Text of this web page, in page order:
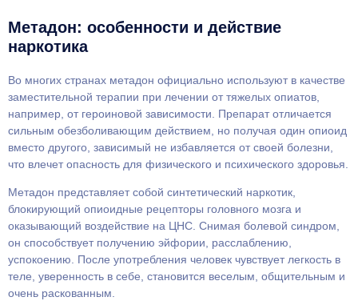
Метадон: особенности и действие
наркотика
Во многих странах метадон официально используют в качестве
заместительной терапии при лечении от тяжелых опиатов,
например, от героиновой зависимости. Препарат отличается
сильным обезболивающим действием, но получая один опиоид
вместо другого, зависимый не избавляется от своей болезни,
что влечет опасность для физического и психического здоровья.
Метадон представляет собой синтетический наркотик,
блокирующий опиоидные рецепторы головного мозга и
оказывающий воздействие на ЦНС. Снимая болевой синдром,
он способствует получению эйфории, расслаблению,
успокоению. После употребления человек чувствует легкость в
теле, уверенность в себе, становится веселым, общительным и
очень раскованным.